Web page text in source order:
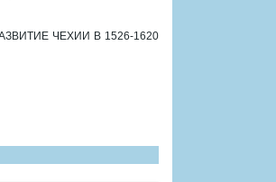
ЧЕХИИ В 1526-1620